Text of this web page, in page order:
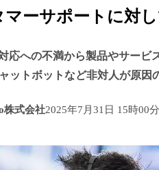
マーサポートに対
応への不満から製品やサービ
ットボットなど非対人が原因
株式会社2025年7月31日 15時00分